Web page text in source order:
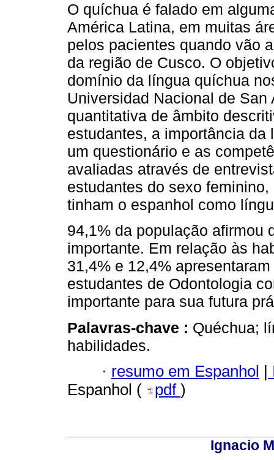
O quíchua é falado em
América Latina, em muitas
pelos pacientes quando vão
da região de Cusco. O
domínio da língua quíchua
Universidad Nacional de
quantitativa de âmbito
estudantes, a importância
um questionário e as
avaliadas através de
estudantes do sexo
tinham o espanhol como
94,1% da população afirmou
importante. Em relação às
31,4% e 12,4%
estudantes de Odontologia
importante para sua futura
Palavras-chave : Quéchua;
habilidades.
· resumo em Espanhol
Espanhol (
pdf )
Ignacio